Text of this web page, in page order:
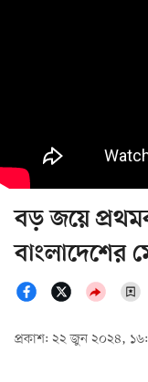
বড় জয়ে
বাংলাদেশের
প্রকাশ: ২২ জুন ২০২৪,